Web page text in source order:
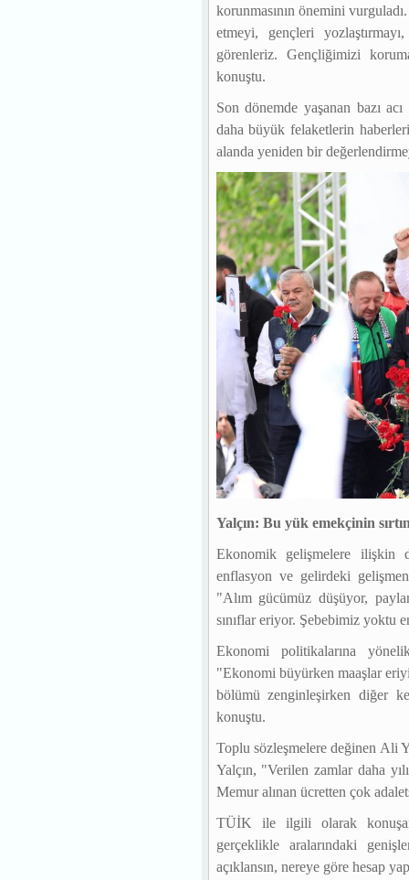
korunmasının önemini
etmeyi, gençleri
görenleriz. Gençliğimizi
konuştu.
Son dönemde yaşanan bazı
daha büyük felaketlerin
alanda yeniden bir
Yalçın: Bu yük emekçinin
Ekonomik gelişmelere ilişkin
enflasyon ve gelirdeki
"Alım gücümüz düşüyor,
sınıflar eriyor. Şebebimiz yoktu
Ekonomi politikalarına
"Ekonomi büyürken maaşlar
bölümü zenginleşirken diğer
konuştu.
Toplu sözleşmelere değinen Ali
Yalçın, "Verilen zamlar daha
Memur alınan ücretten çok
TÜİK ile ilgili olarak
gerçeklikle aralarındaki
açıklansın, nereye göre hesap